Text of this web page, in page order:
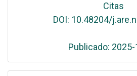
Citas
DOI: 10.48204/
Publicado: